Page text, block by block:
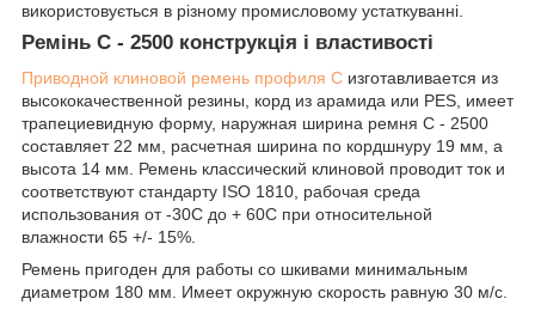
використовується в різному промисловому устаткуванні.
Ремінь C - 2500 конструкція і властивості
Приводной клиновой ремень профиля C изготавливается из
высококачественной резины, корд из арамида или PES, имеет
трапециевидную форму, наружная ширина ремня C - 2500
составляет 22 мм, расчетная ширина по кордшнуру 19 мм, а
высота 14 мм. Ремень классический клиновой проводит ток и
соответствуют стандарту ISO 1810, рабочая среда
использования от -30С до + 60С при относительной
влажности 65 +/- 15%.
Ремень пригоден для работы со шкивами минимальным
диаметром 180 мм. Имеет окружную скорость равную 30 м/с.